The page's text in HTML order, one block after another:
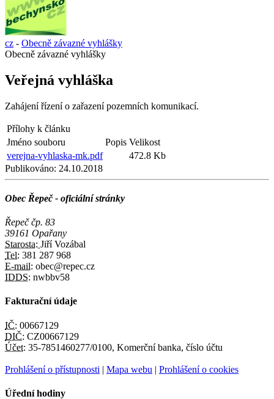
cz - Obecně závazné vyhlášky
Obecně závazné vyhlášky
Veřejná vyhláška
Zahájení řízení o zařazení pozemních komunikací.
Přílohy k článku
Jméno souboru
Popis Velikost
verejna-vyhlaska-mk.pdf
472.8 Kb
Publikováno: 24.10.2018
Obec Řepeč - oficiální stránky
Řepeč čp. 83
39161 Opařany
Starosta: Jiří Vozábal
Tel: 381 287 968
E-mail: obec@repec.cz
IDDS: nwbbv58
Fakturační údaje
IČ: 00667129
DIČ: CZ00667129
Účet: 35-7851460277/0100, Komerční banka, číslo účtu
Prohlášení o přístupnosti | Mapa webu | Prohlášení o cookies
Úřední hodiny